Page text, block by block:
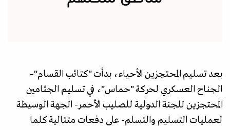
بعد تسليم المحتجزين الأحياء، بدأت "كتائب القسام"–
الجناح العسكري لحركة "حماس"، في تسليم الجثامين
المحتجزين للجنة الدولية للصليب الأحمر- الجهة الوسيطة
لعمليات التسليم والتسلم- على دفعات متتالية كلما